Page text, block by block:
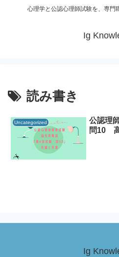
心理学と公認心理師試験を、専門
Ig
読み書き
Uncategorized
公認理
問10
Ig